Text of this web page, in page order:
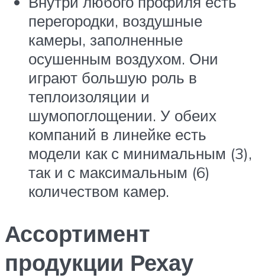
перегородки, воздушные
камеры, заполненные
осушенным воздухом. Они
играют большую роль в
теплоизоляции и
шумопоглощении. У обеих
компаний в линейке есть
модели как с минимальным (3),
так и с максимальным (6)
количеством камер.
Ассортимент
продукции Рехау